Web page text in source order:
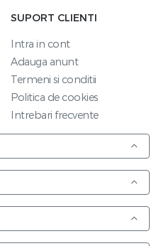
SUPORT CLIENTI
Intra in cont
Adauga anunt
Termeni si conditii
Politica de cookies
Intrebari frecvente